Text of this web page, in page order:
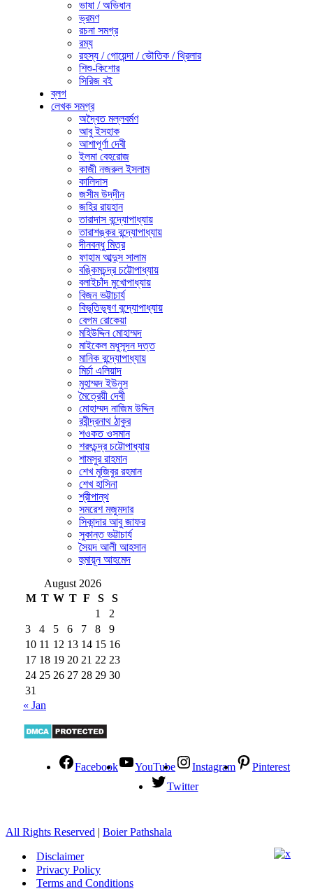
ভাষা / অভিধান
ভ্রমণ
রচনা সমগ্র
রম্য
রহস্য / গোয়েন্দা / ভৌতিক / থ্রিলার
শিশু-কিশোর
সিরিজ বই
ব্লগ
লেখক সমগ্র
অদ্বৈত মল্লবর্মণ
আবু ইসহাক
আশাপূর্ণা দেবী
ইলমা বেহরোজ
কাজী নজরুল ইসলাম
কালিদাস
জসীম উদ্‌দীন
জহির রায়হান
তারাদাস বন্দ্যোপাধ্যায়
তারাশঙ্কর বন্দ্যোপাধ্যায়
দীনবন্ধু মিত্র
ফাহাম আব্দুস সালাম
বঙ্কিমচন্দ্র চট্টোপাধ্যায়
বলাইচাঁদ মুখোপাধ্যায়
বিজন ভট্টাচার্য
বিভূতিভূষণ বন্দ্যোপাধ্যায়
বেগম রোকেয়া
মহিউদ্দিন মোহাম্মদ
মাইকেল মধুসূদন দত্ত
মানিক বন্দ্যোপাধ্যায়
মির্চা এলিয়াদ
মুহাম্মদ ইউনুস
মৈত্রেয়ী দেবী
মোহাম্মদ নাজিম উদ্দিন
রবীন্দ্রনাথ ঠাকুর
শওকত ওসমান
শরৎচন্দ্র চট্টোপাধ্যায়
শামসুর রাহমান
শেখ মুজিবুর রহমান
শেখ হাসিনা
শ্রীপান্থ
সমরেশ মজুমদার
সিকান্দার আবু জাফর
সুকান্ত ভট্টাচার্য
সৈয়দ আলী আহসান
হুমায়ূন আহমেদ
August 2026
M T W T F S
S
1
2
3
4 5 6 7 8
9
10 11 12 13 14 15 16
17 18 19 20 21 22 23
24 25 26 27 28 29 30
31
« Jan
Facebook YouTube Instagram
Pinterest
Twitter
All Rights Reserved | Boier Pathshala
Disclaimer
Privacy Policy
Terms and Conditions